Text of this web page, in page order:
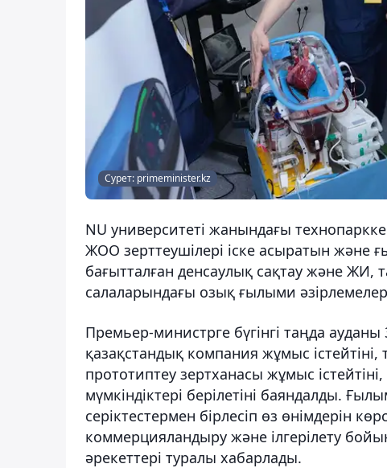
Сурет: primeminister.kz
NU университеті жанындағы
ЖОО зерттеушілері іске асыратын және
бағытталған денсаулық сақтау және ЖИ,
салаларындағы озық ғылыми
Премьер-министрге бүгінгі таңда
қазақстандық компания жұмыс
прототиптеу зертханасы жұмыс
мүмкіндіктері берілетіні баяндалды.
серіктестермен бірлесіп өз өнімдерін
коммерцияландыру және ілгерілету
әрекеттері туралы хабарлады.